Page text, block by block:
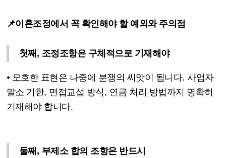
📌이혼조정에서 꼭 확인해야 할 예외와 주의점
첫째 , 조정조항은 구체적으로 기재해야
⦁ 모호한 표현은 나중에 분쟁의 씨앗이 됩니다.사업자
말소 기한, 면접교섭 방식, 연금 처리 방법까지 명확히
기재해야 합니다.
둘째 , 부제소 합의 조항은 반드시